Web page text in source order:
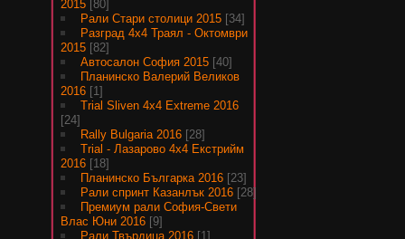
2015 [80]
Рали Стари столици 2015 [34]
Разград 4х4 Траял - Октомври
2015 [82]
Автосалон София 2015 [40]
Планинско Валерий Великов
2016 [1]
Trial Sliven 4x4 Extreme 2016
[24]
Rally Bulgaria 2016 [28]
Trial - Лазарово 4х4 Екстрийм
2016 [18]
Планинско Българка 2016 [23]
Рали спринт Казанлък 2016 [28]
Премиум рали София-Свети
Влас Юни 2016 [9]
Рали Твърдица 2016 [1]